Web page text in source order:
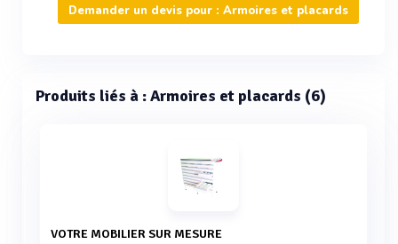
Demander un devis pour : Armoires et placards
Produits liés à : Armoires et placards (6)
VOTRE MOBILIER SUR MESURE